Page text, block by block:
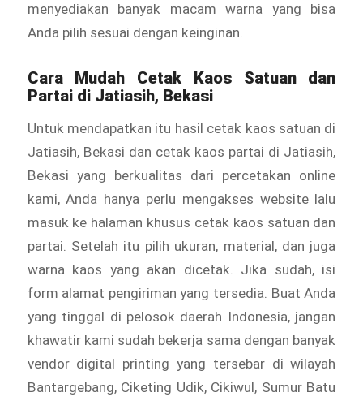
menyediakan banyak macam warna yang bisa
Anda pilih sesuai dengan keinginan.
Cara Mudah Cetak Kaos Satuan dan
Partai di Jatiasih, Bekasi
Untuk mendapatkan itu hasil cetak kaos satuan di
Jatiasih, Bekasi dan cetak kaos partai di Jatiasih,
Bekasi yang berkualitas dari percetakan online
kami, Anda hanya perlu mengakses website lalu
masuk ke halaman khusus cetak kaos satuan dan
partai. Setelah itu pilih ukuran, material, dan juga
warna kaos yang akan dicetak. Jika sudah, isi
form alamat pengiriman yang tersedia. Buat Anda
yang tinggal di pelosok daerah Indonesia, jangan
khawatir kami sudah bekerja sama dengan banyak
vendor digital printing yang tersebar di wilayah
Bantargebang, Ciketing Udik, Cikiwul, Sumur Batu